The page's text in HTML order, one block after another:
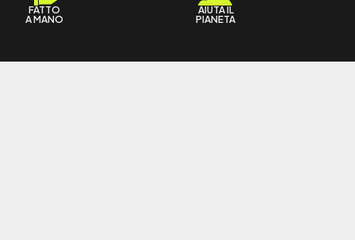
FATTO
A MANO
AIUTA IL
PIANETA